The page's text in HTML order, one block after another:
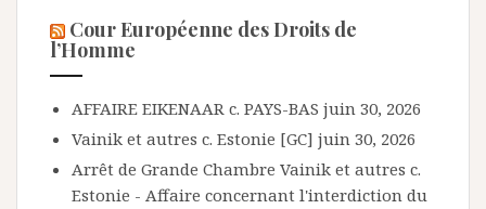
Cour Européenne des Droits de
l’Homme
AFFAIRE EIKENAAR c. PAYS-BAS juin 30, 2026
Vainik et autres c. Estonie [GC] juin 30, 2026
Arrêt de Grande Chambre Vainik et autres c.
Estonie - Affaire concernant l'interdiction du